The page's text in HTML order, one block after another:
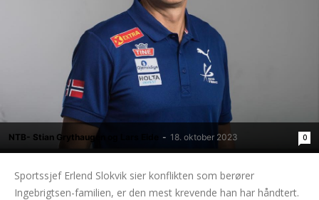
NTB- Stian Grythaugen og Lars Eide - 18. oktober 2023 0
Sportssjef Erlend Slokvik sier konflikten som berører
Ingebrigtsen-familien, er den mest krevende han har håndtert.